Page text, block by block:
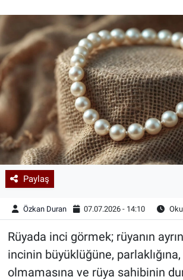
Paylaş
Özkan Duran 07.07.2026 - 14:10
Rüyada inci görmek; rüyanın
incinin büyüklüğüne,
olmamasına ve rüya sahibinin
Sağlık
Siyaset
Teknoloji
Yazarlar
Astroloji-Rüya